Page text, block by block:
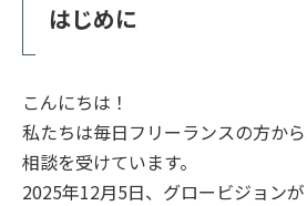
はじめに
こんにちは！
私たちは毎日フリーランスの方か
相談を受けています。
2025年12月5日、グロービジョン